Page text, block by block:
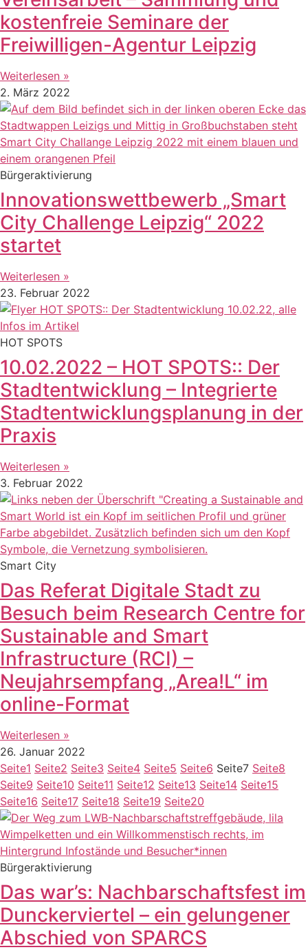
kostenfreie Seminare der
Freiwilligen-Agentur Leipzig
Weiterlesen »
2. März 2022
Bürgeraktivierung
Innovationswettbewerb „Smart
City Challenge Leipzig“ 2022
startet
Weiterlesen »
23. Februar 2022
HOT SPOTS
10.02.2022 – HOT SPOTS:: Der
Stadtentwicklung – Integrierte
Stadtentwicklungsplanung in der
Praxis
Weiterlesen »
3. Februar 2022
Smart City
Das Referat Digitale Stadt zu
Besuch beim Research Centre for
Sustainable and Smart
Infrastructure (RCI) –
Neujahrsempfang „Area!L“ im
online-Format
Weiterlesen »
26. Januar 2022
Seite1 Seite2 Seite3 Seite4 Seite5 Seite6 Seite7 Seite8
Seite9 Seite10 Seite11 Seite12 Seite13 Seite14 Seite15
Seite16 Seite17 Seite18 Seite19 Seite20
Bürgeraktivierung
Das war’s: Nachbarschaftsfest im
Dunckerviertel – ein gelungener
Abschied von SPARCS